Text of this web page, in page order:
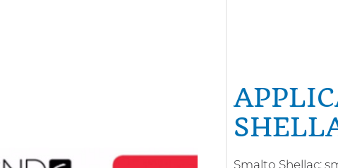
Smalto Shellac: